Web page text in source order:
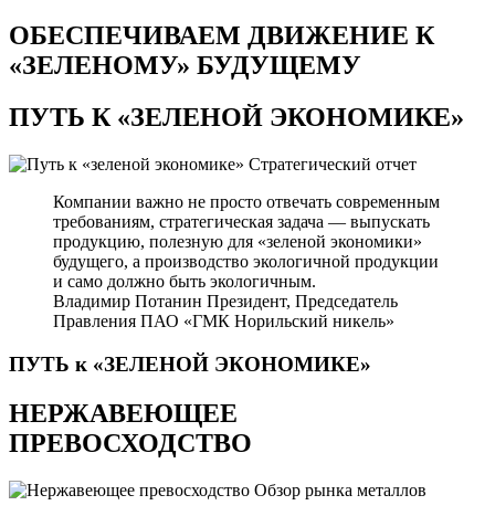
ОБЕСПЕЧИВАЕМ ДВИЖЕНИЕ К
«ЗЕЛЕНОМУ» БУДУЩЕМУ
ПУТЬ К«ЗЕЛЕНОЙ ЭКОНОМИКЕ»
Стратегический отчет
Компании важно не просто отвечать современным
требованиям, стратегическая задача — выпускать
продукцию, полезную для «зеленой экономики»
будущего, а производство экологичной продукции
и само должно быть экологичным.
Владимир Потанин Президент, Председатель
Правления ПАО «ГМК Норильский никель»
ПУТЬ к «ЗЕЛЕНОЙ ЭКОНОМИКЕ»
НЕРЖАВЕЮЩЕЕ
ПРЕВОСХОДСТВО
Обзор рынка металлов